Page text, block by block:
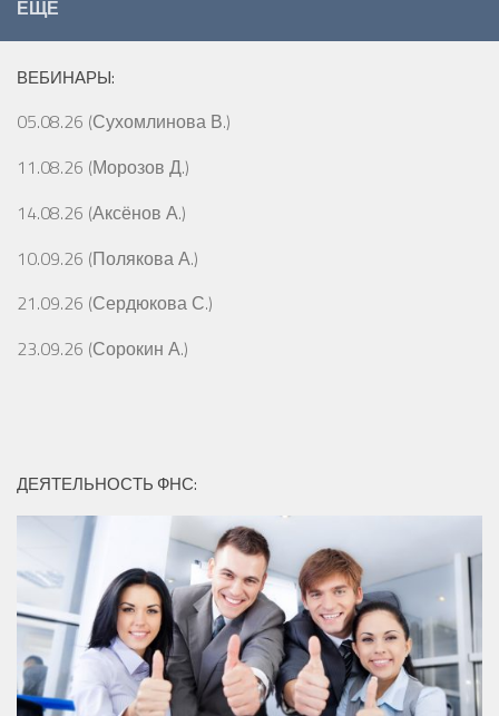
ЕЩЁ
ВЕБИНАРЫ:
05.08.26 (Сухомлинова В.)
11.08.26 (Морозов Д.)
14.08.26 (Аксёнов А.)
10.09.26 (Полякова А.)
21.09.26 (Сердюкова С.)
23.09.26 (Сорокин А.)
ДЕЯТЕЛЬНОСТЬ ФНС: